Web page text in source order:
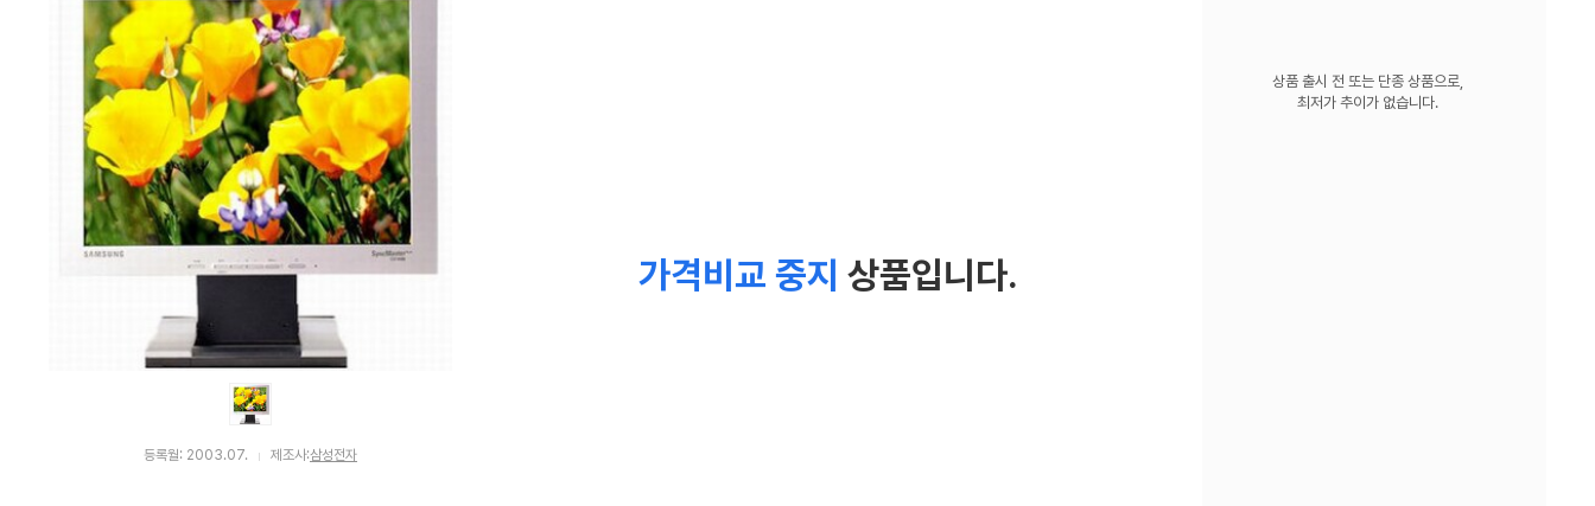
등록월: 2003.07. 제조사:삼성전자
가격비교 중지 상품입니다.
상품 출시 전 또는 단종 상품으로,
최저가 추이가 없습니다.